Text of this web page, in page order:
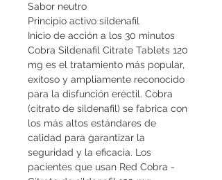
Sabor neutro
Principio activo sildenafil
Inicio de acción a los 30 minutos
Cobra Sildenafil Citrate Tablets 120
mg es el tratamiento más popular,
exitoso y ampliamente reconocido
para la disfunción eréctil. Cobra
(citrato de sildenafil) se fabrica con
los más altos estándares de
calidad para garantizar la
seguridad y la eficacia. Los
pacientes que usan Red Cobra -